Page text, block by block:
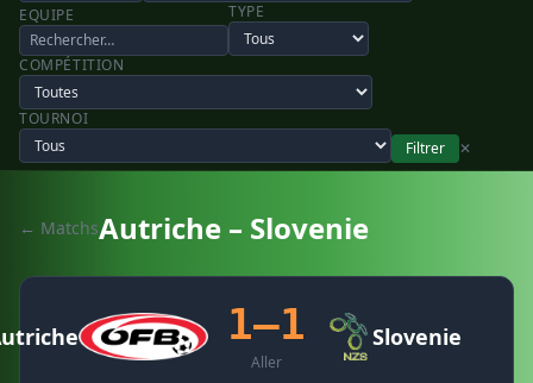
EQUIPE TYPE
COMPÉTITION
TOURNOI
Filtrer
✕
← MatchsAutriche – Slovenie
1–1
Aller
Slovenie